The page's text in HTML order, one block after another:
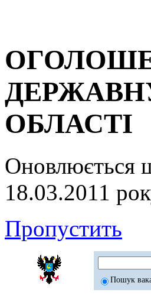
ОБЛАСТІ
18.03.2011
Пропустить
Пошук